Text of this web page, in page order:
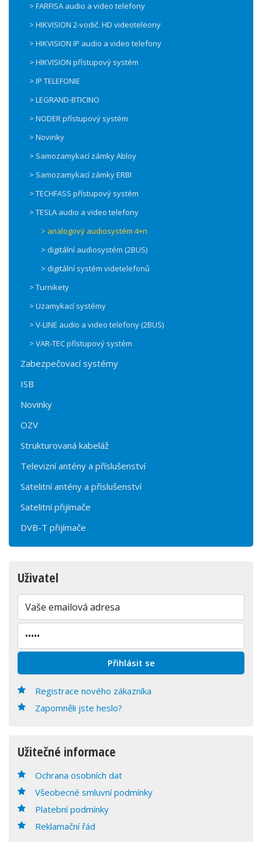
> FARFISA audio a video telefony
> HIKVISION 2-vodič. HD videoteleony
> HIKVISION IP audio a video telefony
> HIKVISION přístupový systém
> IP TELEFONIE
> LEGRAND-BTICINO
> NODER přístupový systém
> Novinky
> Samozamykací zámky Abloy
> Samozamykací zámky ERBI
> TECHFASS přístupový systém
> TESLA audio a video telefony
> analogový audiosystém 4+n
> digitální audiosystém (2BUS)
> digitální systém videtelefonů
> Turnikety
> Uzamykací systémy
> V-LINE audio a video telefony (2BUS)
> VAR-TEC přístupový systém
Zabezpečovací systémy
ISB
Novinky
OZV
Strukturovaná kabeláž
Televizní antény a příslušenství
Satelitní antény a příslušenství
Satelitní přijímače
DVB-T přijímače
Uživatel
Registrace nového zákazníka
Zapomněli jste heslo?
Užitečné informace
Ochrana osobních dat
Všeobecné smluvní podmínky
Platební podmínky
Reklamační řád